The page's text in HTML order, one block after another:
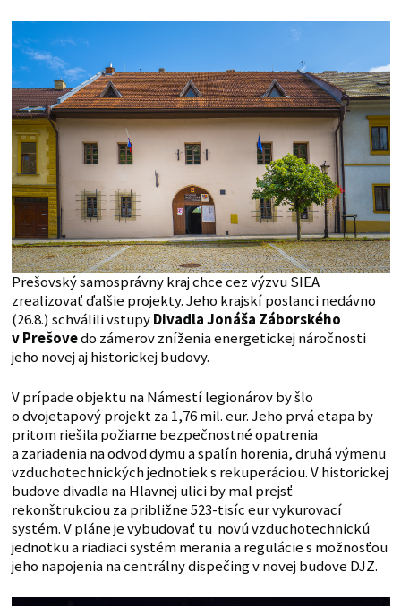
Prešovský samosprávny kraj chce cez výzvu SIEA
zrealizovať ďalšie projekty. Jeho krajskí poslanci nedávno
(26.8.) schválili vstupyDivadla Jonáša Záborského
v Prešovedo zámerov zníženia energetickej náročnosti
jeho novej aj historickej budovy.
V prípade objektu na Námestí legionárov by šlo
o dvojetapový projekt za 1,76 mil. eur. Jeho prvá etapa by
pritom riešila požiarne bezpečnostné opatrenia
a zariadenia na odvod dymu a spalín horenia, druhá výmenu
vzduchotechnických jednotiek s rekuperáciou. V historickej
budove divadla na Hlavnej ulici by mal prejsť
rekonštrukciou za približne 523-tisíc eur vykurovací
systém. V pláne je vybudovať tu novú vzduchotechnickú
jednotku a riadiaci systém merania a regulácie s možnosťou
jeho napojenia na centrálny dispečing v novej budove DJZ.